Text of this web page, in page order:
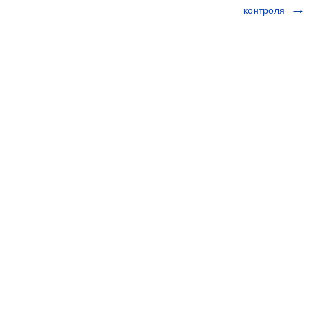
контроля